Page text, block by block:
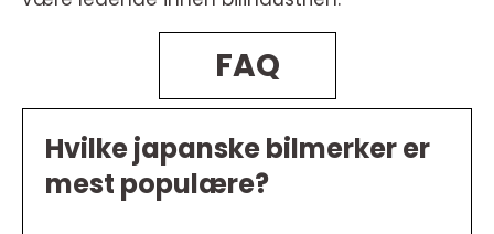
FAQ
Hvilke japanske bilmerker er
mest populære?